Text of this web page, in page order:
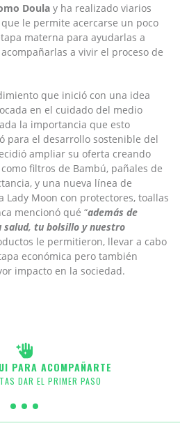
Doula y ha realizado viarios
le permite acercarse un poco
materna para ayudarlas a
a vivir el proceso de
que inició con una idea
en el cuidado del medio
la importancia que esto
para el desarrollo sostenible del
ampliar su oferta creando
filtros de Bambú, pañales de
y una nueva línea de
Moon con protectores, toallas
mencionó qué “además de
tu bolsillo y nuestro
le permitieron, llevar a cabo
económica pero también
impacto en la sociedad.
PARA ACOMPAÑARTE
DAR EL PRIMER PASO